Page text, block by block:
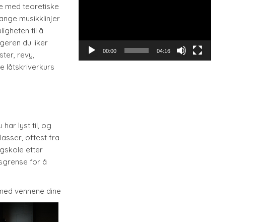
med teoretiske
musikklinjer
til å
du liker
revy,
låtskriverkurs
har lyst til, og
oftest fra
etter
for å
vennene dine
00:00 04:16